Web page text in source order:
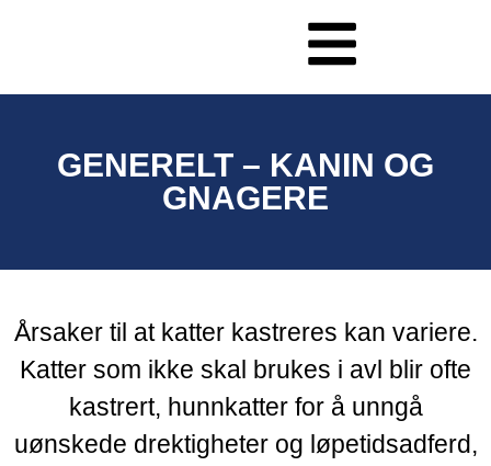
GENERELT – KANIN OG
GNAGERE
Årsaker til at katter kastreres kan variere.
Katter som ikke skal brukes i avl blir ofte
kastrert, hunnkatter for å unngå
uønskede drektigheter og løpetidsadferd,